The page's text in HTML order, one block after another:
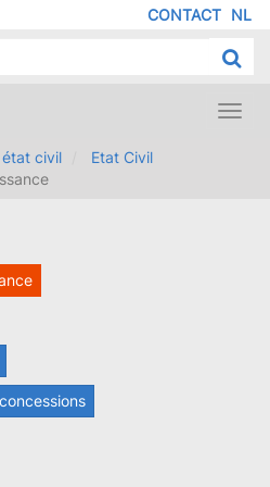
NL
DE
CONTACT
état civil
Etat Civil